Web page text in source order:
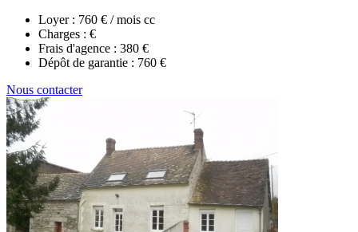
Loyer : 760 € / mois cc
Charges : €
Frais d'agence : 380 €
Dépôt de garantie : 760 €
Nous contacter